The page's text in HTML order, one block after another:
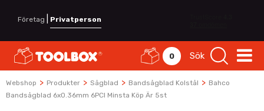
Företag Privatperson
0 Sök
Webshop > Produkter > Sågblad > Bandsågblad Kolstål > Bahco
Bandsågblad 6x0.36mm 6PCI Minsta Köp Är 5st